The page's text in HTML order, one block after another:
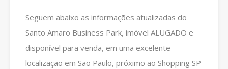
Seguem abaixo as informações atualizadas do
Santo Amaro Business Park, imóvel ALUGADO e
disponível para venda, em uma excelente
localização em São Paulo, próximo ao Shopping SP